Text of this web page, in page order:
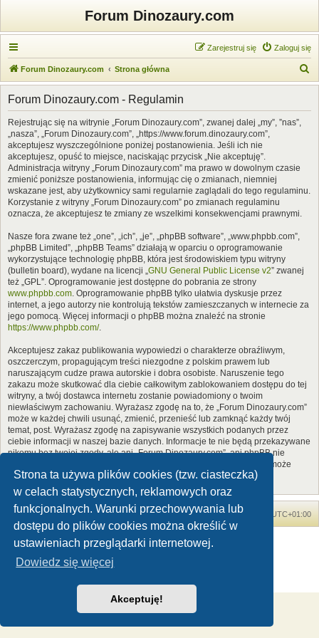
Strona ta używa plików cookies (tzw. ciasteczka)
w celach statystycznych, reklamowych oraz
funkcjonalnych. Warunki przechowywania lub
dostępu do plików cookies można określić w
ustawieniach przeglądarki internetowej.
Dowiedz się więcej
Akceptuję!
Forum Dinozaury.com
Zaloguj się
Zarejestruj się
Forum Dinozaury.com Strona główna
z
Forum Dinozaury.com - Regulamin
Rejestrując się na witrynie „Forum Dinozaury.com”, zwanej dalej „my”, ”nas”,
„nasza”, „Forum Dinozaury.com”, „https://www.forum.dinozaury.com”,
akceptujesz wyszczególnione poniżej postanowienia. Jeśli ich nie
akceptujesz, opuść to miejsce, naciskając przycisk „Nie akceptuję”.
Administracja witryny „Forum Dinozaury.com” ma prawo w dowolnym czasie
zmienić poniższe postanowienia, informując cię o zmianach, niemniej
wskazane jest, aby użytkownicy sami regularnie zaglądali do tego regulaminu.
Korzystanie z witryny „Forum Dinozaury.com” po zmianach regulaminu
oznacza, że akceptujesz te zmiany ze wszelkimi konsekwencjami prawnymi.
Nasze fora zwane też „one”, „ich”, „je”, „phpBB software”, „www.phpbb.com”,
„phpBB Limited”, „phpBB Teams” działają w oparciu o oprogramowanie
wykorzystujące technologię phpBB, która jest środowiskiem typu witryny
(bulletin board), wydane na licencji „GNU General Public License v2” zwanej
też „GPL”. Oprogramowanie jest dostępne do pobrania ze strony
www.phpbb.com. Oprogramowanie phpBB tylko ułatwia dyskusje przez
internet, a jego autorzy nie kontrolują tekstów zamieszczanych w internecie za
jego pomocą. Więcej informacji o phpBB można znaleźć na stronie
https://www.phpbb.com/.
Akceptujesz zakaz publikowania wypowiedzi o charakterze obraźliwym,
oszczerczym, propagującym treści niezgodne z polskim prawem lub
naruszającym cudze prawa autorskie i dobra osobiste. Naruszenie tego
zakazu może skutkować dla ciebie całkowitym zablokowaniem dostępu do tej
witryny, a twój dostawca internetu zostanie powiadomiony o twoim
niewłaściwym zachowaniu. Wyrażasz zgodę na to, że „Forum Dinozaury.com”
może w każdej chwili usunąć, zmienić, przenieść lub zamknąć każdy twój
temat, post. Wyrażasz zgodę na zapisywanie wszystkich podanych przez
ciebie informacji w naszej bazie danych. Informacje te nie będą przekazywane
nikomu bez twojej zgody, ale ani „Forum Dinozaury.com”, ani phpBB nie
ponosi odpowiedzialności za włamania do witryny, podczas których może
dojść do kradzieży danych.
Forum Dinozaury.com Strona główna Strefa czasowa UTC+01:00
Dinozaury.com© 2006-2020
Polski pakiet językowy dostarcza